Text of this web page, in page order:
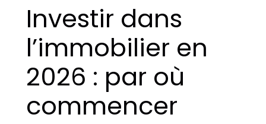
Investir dans
l’immobilier en
2026 : par où
commencer